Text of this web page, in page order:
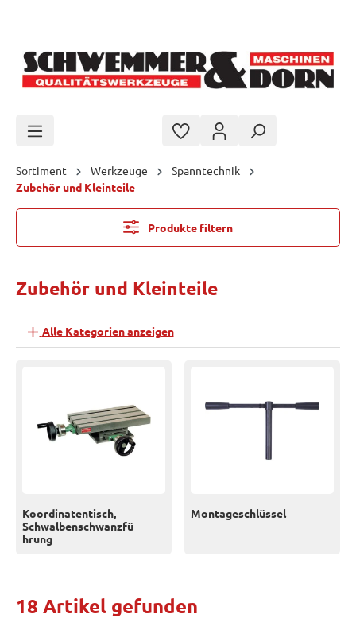
Sortiment Werkzeuge
Spanntechnik
Zubehör und Kleinteile
Produkte filtern
Zubehör und Kleinteile
Alle Kategorien anzeigen
Koordinatentisch,
Schwalbenschwanzfü
hrung
Montageschlüssel
18 Artikel gefunden